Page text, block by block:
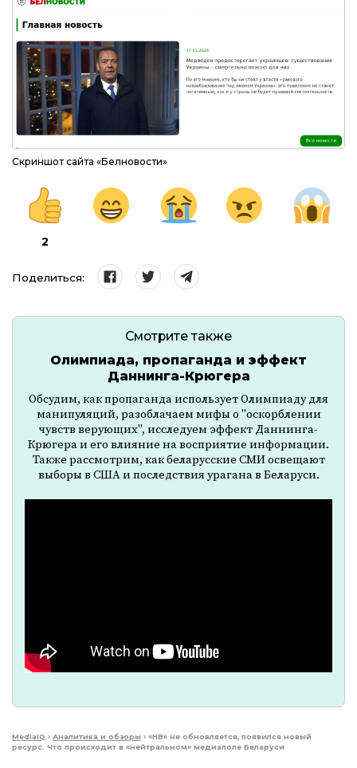
Скриншот сайта «Белновости»
2
Поделиться:
Смотрите также
Олимпиада, пропаганда и эффект
Даннинга-Крюгера
Обсудим, как пропаганда использует Олимпиаду для
манипуляций, разоблачаем мифы о "оскорблении
чувств верующих", исследуем эффект Даннинга-
Крюгера и его влияние на восприятие информации.
Также рассмотрим, как беларусские СМИ освещают
выборы в США и последствия урагана в Беларуси.
MediaIQ › Аналитика и обзоры › «НВ» не обновляется, появился новый
ресурс. Что происходит в «нейтральном» медиаполе Беларуси